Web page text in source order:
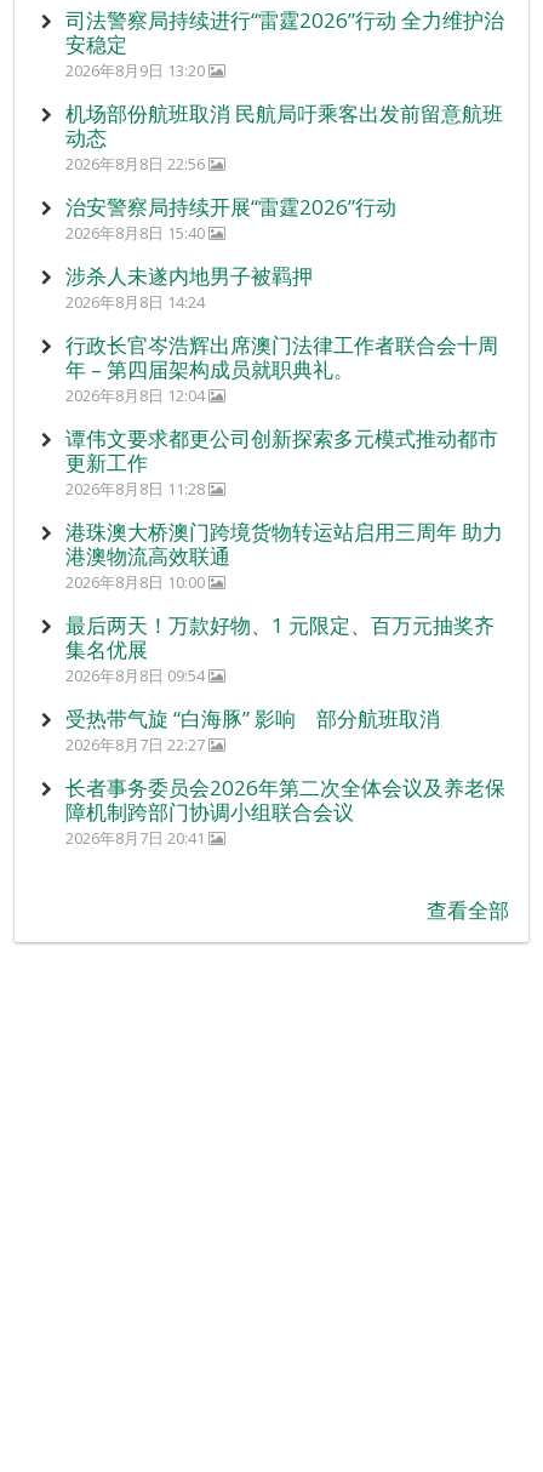
司法警察局持续进行“雷霆2026”行动 全力维护治
安稳定
2026年8月9日 13:20
机场部份航班取消 民航局吁乘客出发前留意航班
动态
2026年8月8日 22:56
治安警察局持续开展“雷霆2026”行动
2026年8月8日 15:40
涉杀人未遂内地男子被羁押
2026年8月8日 14:24
行政长官岑浩辉出席澳门法律工作者联合会十周
年 – 第四届架构成员就职典礼。
2026年8月8日 12:04
谭伟文要求都更公司创新探索多元模式推动都市
更新工作
2026年8月8日 11:28
港珠澳大桥澳门跨境货物转运站启用三周年 助力
港澳物流高效联通
2026年8月8日 10:00
最后两天！万款好物、1 元限定、百万元抽奖齐
集名优展
2026年8月8日 09:54
受热带气旋 “白海豚” 影响 部分航班取消
2026年8月7日 22:27
长者事务委员会2026年第二次全体会议及养老保
障机制跨部门协调小组联合会议
2026年8月7日 20:41
查看全部